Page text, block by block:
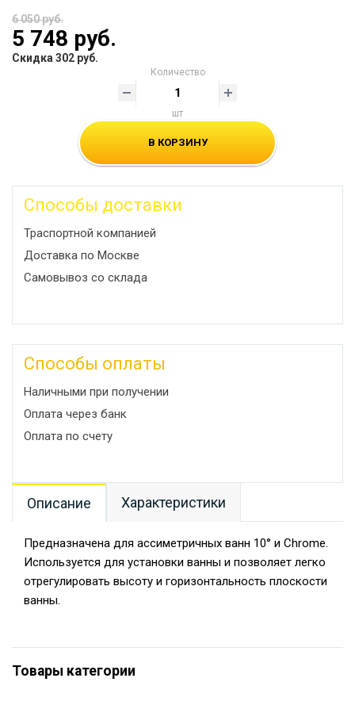
6 050 руб.
5 748 руб.
Скидка 302 руб.
Количество
шт
В КОРЗИНУ
Способы доставки
Траспортной компанией
Доставка по Москве
Самовывоз со склада
Способы оплаты
Наличными при получении
Оплата через банк
Оплата по счету
Описание Характеристики
Предназначена для ассиметричных ванн 10° и Chrome.
Используется для установки ванны и позволяет легко
отрегулировать высоту и горизонтальность плоскости
ванны.
Товары категории